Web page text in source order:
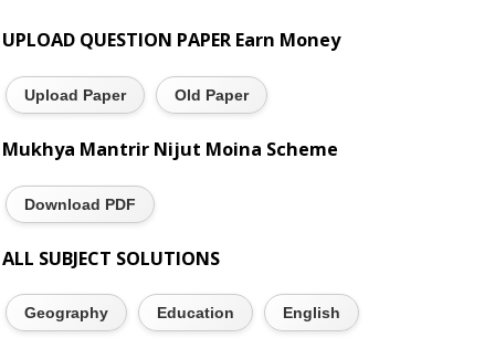
UPLOAD QUESTION PAPER Earn Money
Upload Paper Old Paper
Mukhya Mantrir Nijut Moina Scheme
Download PDF
ALL SUBJECT SOLUTIONS
Geography Education English